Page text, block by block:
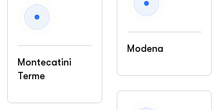
Modena
Montecatini
Terme